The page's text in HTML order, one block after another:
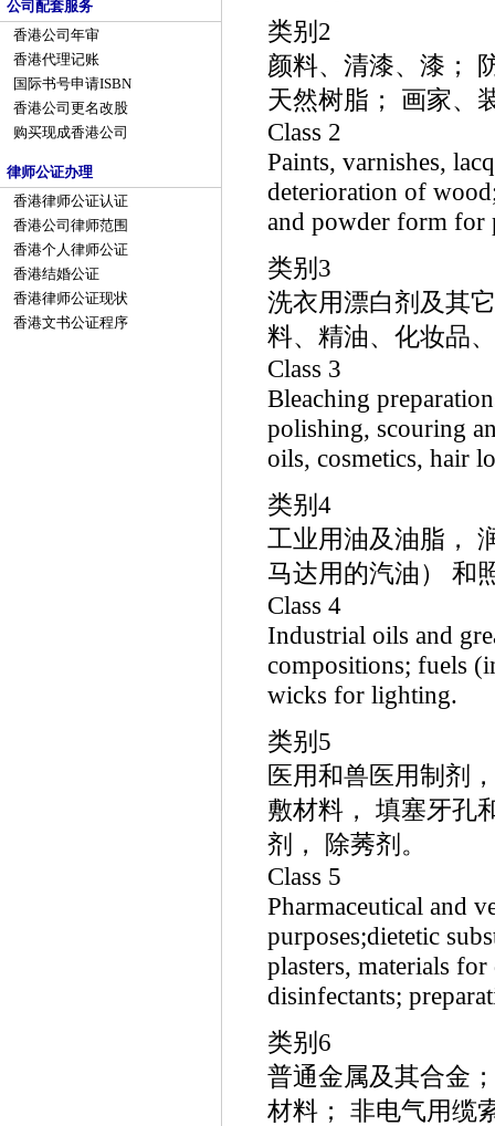
公司配套服务
香港公司年审
香港代理记账
国际书号申请ISBN
香港公司更名改股
购买现成香港公司
律师公证办理
香港律师公证认证
香港公司律师范围
香港个人律师公证
香港结婚公证
香港律师公证现状
香港文书公证程序
类别2
颜料、清漆、漆；
天然树脂； 画家、
Class 2
Paints, varnishes,
deterioration of
and powder form for
类别3
洗衣用漂白剂及其
料、精油、化妆品
Class 3
Bleaching
polishing, scouring
oils, cosmetics, hair
类别4
工业用油及油脂，
马达用的汽油） 和
Class 4
Industrial oils and
compositions; fuels
wicks for lighting.
类别5
医用和兽医用制剂
敷材料， 填塞牙孔
剂， 除莠剂。
Class 5
Pharmaceutical and
purposes;dietetic
plasters, materials
disinfectants;
类别6
普通金属及其合金
材料； 非电气用缆